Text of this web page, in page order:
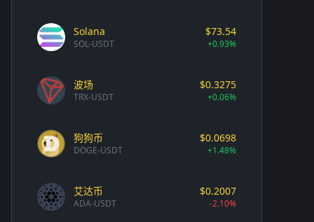
Solana
SOL-USDT
$73.54
+0.93%
波场
TRX-USDT
$0.3275
+0.06%
狗狗币
DOGE-USDT
$0.0698
+1.48%
艾达币
ADA-USDT
$0.2007
-2.10%